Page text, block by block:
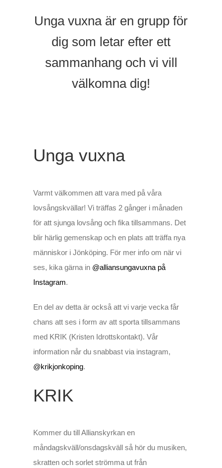
Unga vuxna är en grupp för
dig som letar efter ett
sammanhang och vi vill
välkomna dig!
Unga vuxna
Varmt välkommen att vara med på våra
lovsångskvällar! Vi träffas 2 gånger i månaden
för att sjunga lovsång och fika tillsammans. Det
blir härlig gemenskap och en plats att träffa nya
människor i Jönköping. För mer info om när vi
ses, kika gärna in @alliansungavuxna på
Instagram.
En del av detta är också att vi varje vecka får
chans att ses i form av att sporta tillsammans
med KRIK (Kristen Idrottskontakt). Vår
information når du snabbast via instagram,
@krikjonkoping.
KRIK
Kommer du till Allianskyrkan en
måndagskväll/onsdagskväll så hör du musiken,
skratten och sorlet strömma ut från